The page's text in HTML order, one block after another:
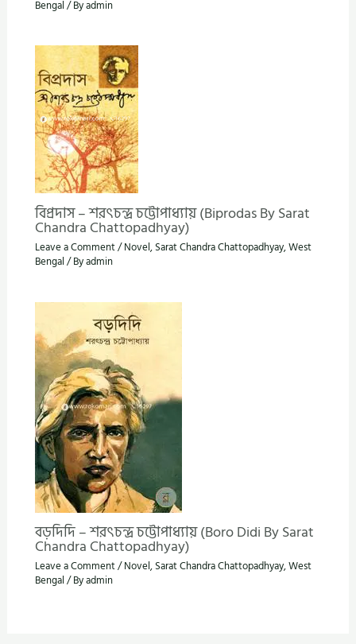
Bengal / Byadmin
বিপ্রদাস – শরৎচন্দ্র চট্টোপাধ্যায় (Biprodas By Sarat
Chandra Chattopadhyay)
Leave a Comment/Novel, Sarat Chandra Chattopadhyay,West
Bengal / Byadmin
বড়দিদি – শরৎচন্দ্র চট্টোপাধ্যায় (Boro Didi By Sarat
Chandra Chattopadhyay)
Leave a Comment/Novel, Sarat Chandra Chattopadhyay,West
Bengal / Byadmin